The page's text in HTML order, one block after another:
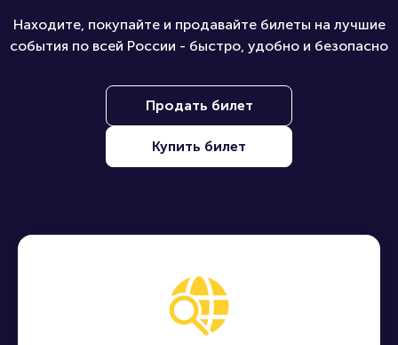
Находите, покупайте и продавайте билеты на лучшие
события по всей России - быстро, удобно и безопасно
Продать билет
Купить билет